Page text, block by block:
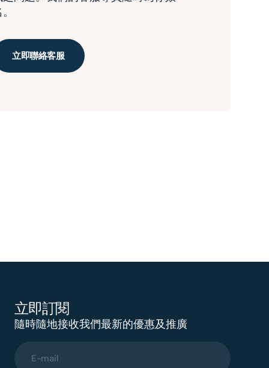
立即聯絡客服
立即訂閱
隨時隨地接收我們最新的優惠及推廣
E-mail